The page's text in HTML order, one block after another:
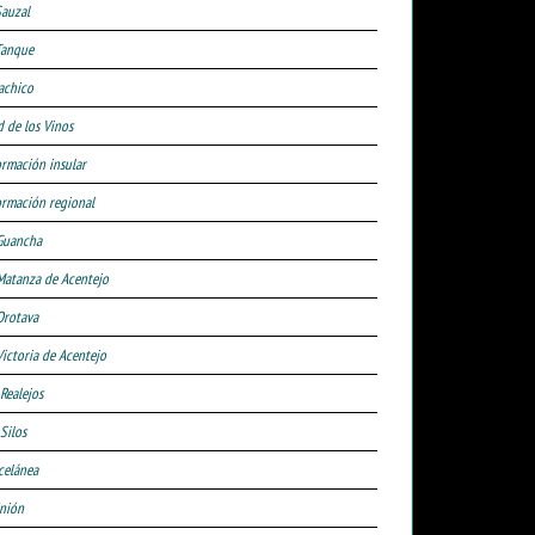
de los Vinos
insular
regional
de Acentejo
de Acentejo